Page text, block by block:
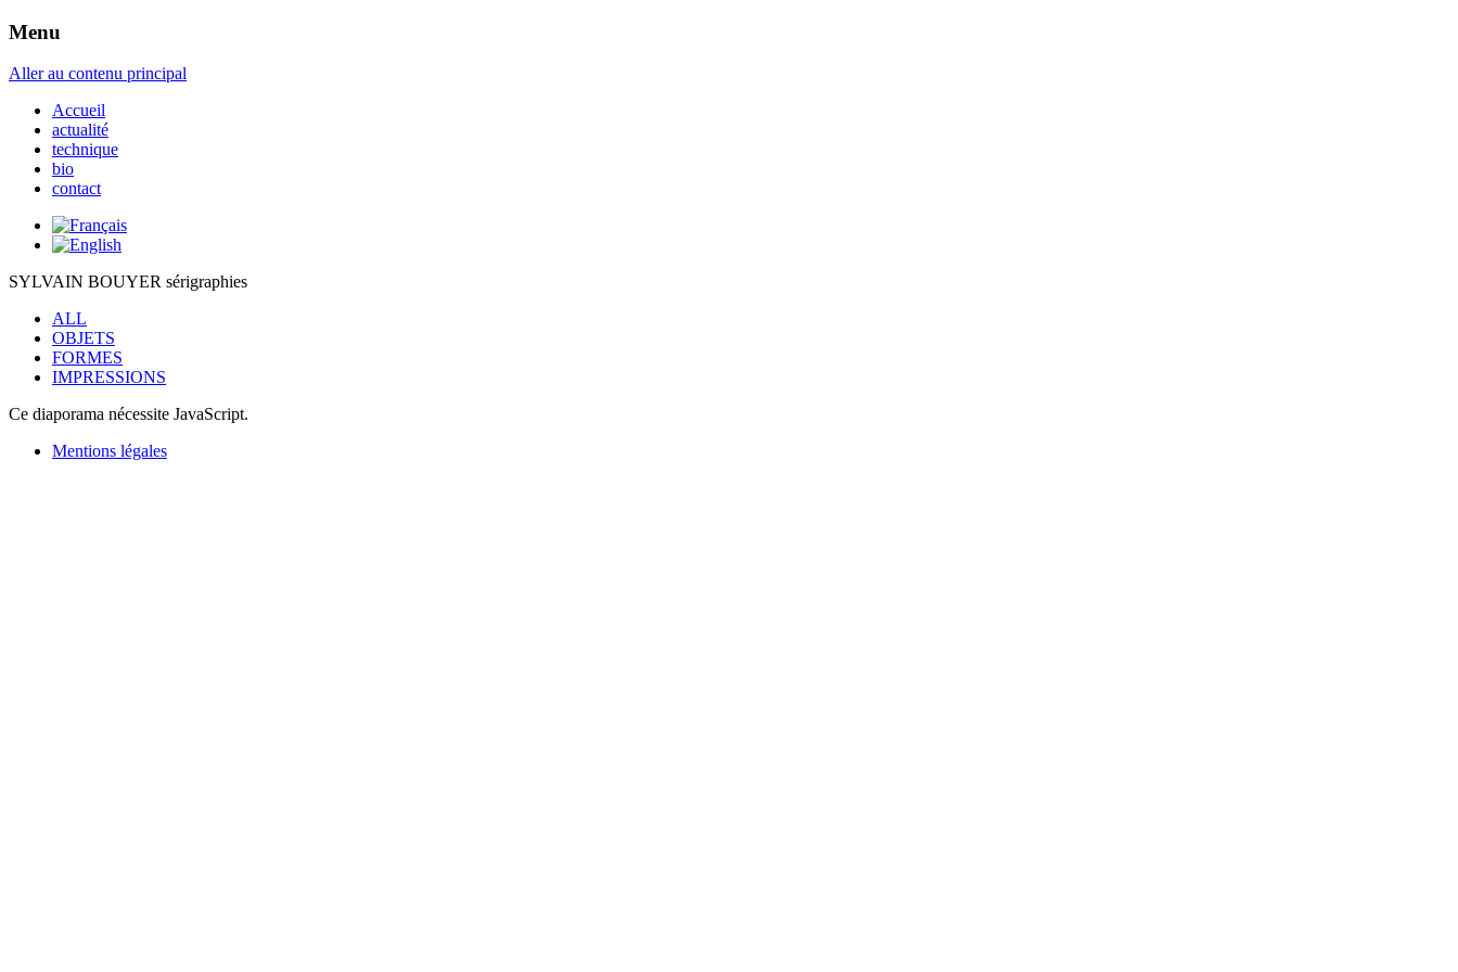
Sylvain BOUYER
Menu
Aller au contenu principal
Accueil
actualité
technique
bio
contact
SYLVAIN BOUYER sérigraphies
ALL
OBJETS
FORMES
IMPRESSIONS
Ce diaporama nécessite JavaScript.
Mentions légales